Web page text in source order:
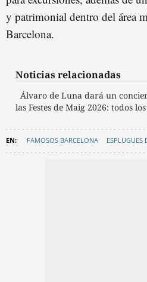
y patrimonial dentro del área
Barcelona.
Noticias relacionadas
Álvaro de Luna dará un
las Festes de Maig 2026: todos
FAMOSOS BARCELONA ESPLUGUES